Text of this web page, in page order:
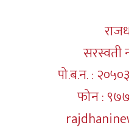
सरस्वती
पो.ब.न. :
फोन :